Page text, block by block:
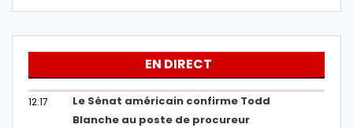
EN DIRECT
12:17
Le Sénat américain confirme Todd
Blanche au poste de procureur